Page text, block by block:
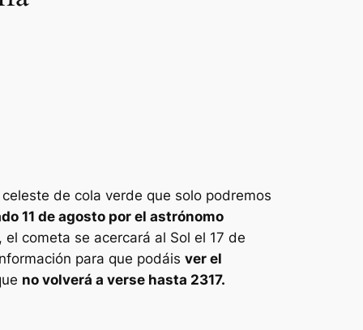
de cola verde que solo podremos
11 de agosto por el astrónomo
el cometa se acercará al Sol el 17 de
para que podáis ver el
no volverá a verse hasta 2317.